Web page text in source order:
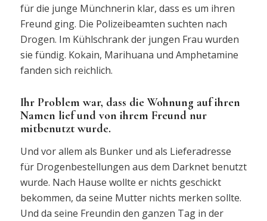
für die junge Münchnerin klar, dass es um ihren
Freund ging. Die Polizeibeamten suchten nach
Drogen. Im Kühlschrank der jungen Frau wurden
sie fündig. Kokain, Marihuana und Amphetamine
fanden sich reichlich.
Ihr Problem war, dass die Wohnung auf ihren
Namen lief und von ihrem Freund nur
mitbenutzt wurde.
Und vor allem als Bunker und als Lieferadresse
für Drogenbestellungen aus dem Darknet benutzt
wurde. Nach Hause wollte er nichts geschickt
bekommen, da seine Mutter nichts merken sollte.
Und da seine Freundin den ganzen Tag in der